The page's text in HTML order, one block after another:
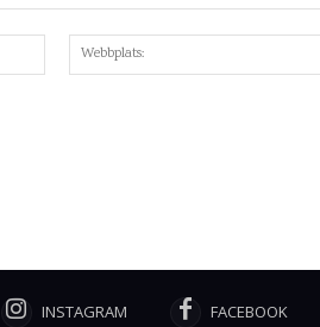
Mejl:*
INSTAGRAM FACEBOOK